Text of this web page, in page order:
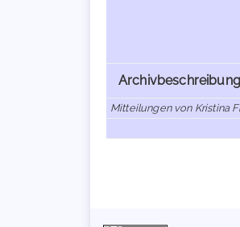
Archivbeschreibung
Mitteilungen von Kristina